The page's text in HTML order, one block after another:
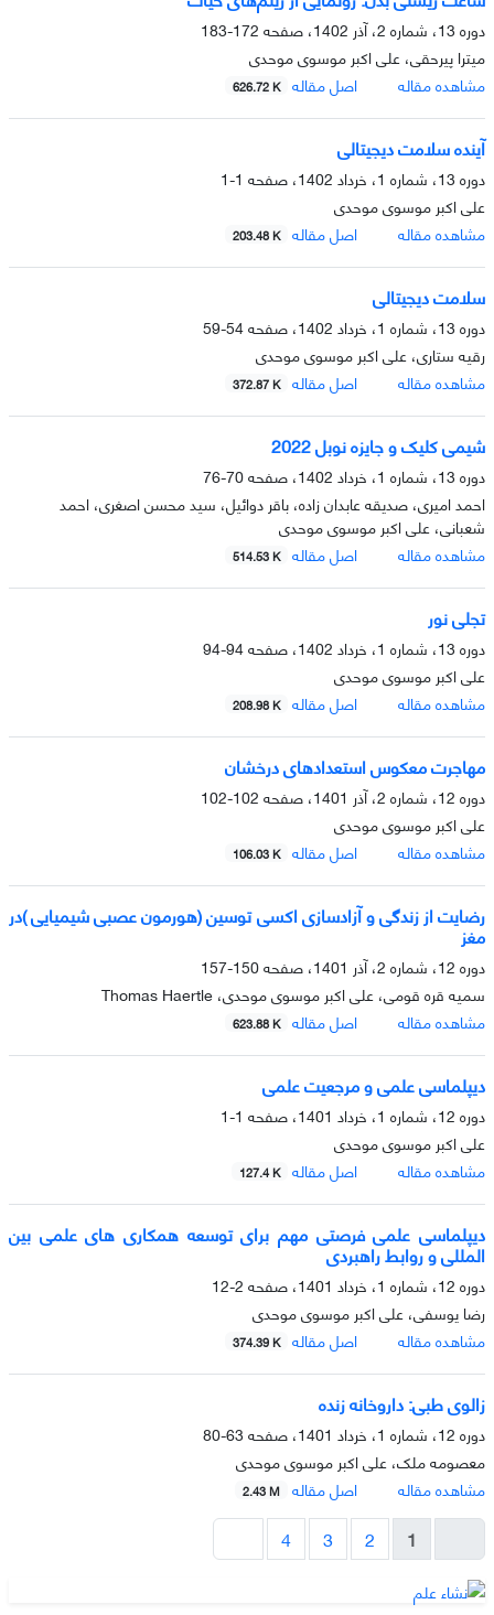
دوره 13، شماره 2، آذر 1402، صفحه
172-183
میترا پیرحقی، علی اکبر موسوی موحدی
مشاهده مقاله
اصل مقاله 626.72 K
آینده سلامت دیجیتالی
دوره 13، شماره 1، خرداد 1402، صفحه
1-1
علی اکبر موسوی موحدی
مشاهده مقاله
اصل مقاله 203.48 K
سلامت دیجیتالی
دوره 13، شماره 1، خرداد 1402، صفحه
54-59
رقیه ستاری، علی اکبر موسوی موحدی
مشاهده مقاله
اصل مقاله 372.87 K
شیمی کلیک و جایزه نوبل 2022
دوره 13، شماره 1، خرداد 1402، صفحه
70-76
احمد امیری، صدیقه عابدان زاده، باقر دوائیل، سید محسن اصغری، احمد
شعبانی، علی اکبر موسوی موحدی
مشاهده مقاله
اصل مقاله 514.53 K
تجلی نور
دوره 13، شماره 1، خرداد 1402، صفحه
94-94
علی اکبر موسوی موحدی
مشاهده مقاله
اصل مقاله 208.98 K
مهاجرت معکوس استعدادهای درخشان
دوره 12، شماره 2، آذر 1401، صفحه
102-102
علی اکبر موسوی موحدی
مشاهده مقاله
اصل مقاله 106.03 K
رضایت از زندگی و آزادسازی اکسی توسین (هورمون عصبی شیمیایی )در
مغز
دوره 12، شماره 2، آذر 1401، صفحه
150-157
سمیه قره قومی، علی اکبر موسوی موحدی، Thomas Haertle
مشاهده مقاله
اصل مقاله 623.88 K
دیپلماسی علمی و مرجعیت علمی
دوره 12، شماره 1، خرداد 1401، صفحه
1-1
علی اکبر موسوی موحدی
مشاهده مقاله
اصل مقاله 127.4 K
دیپلماسی علمی فرصتی مهم برای توسعه همکاری های علمی بین
المللی و روابط راهبردی
دوره 12، شماره 1، خرداد 1401، صفحه
2-12
رضا یوسفی، علی اکبر موسوی موحدی
مشاهده مقاله
اصل مقاله 374.39 K
زالوی طبی: داروخانه زنده
دوره 12، شماره 1، خرداد 1401، صفحه
63-80
معصومه ملک، علی اکبر موسوی موحدی
مشاهده مقاله
اصل مقاله 2.43 M
1
2
3
4